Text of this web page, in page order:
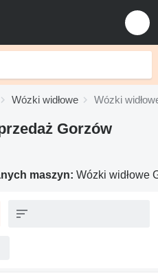
Wózki widłowe Wózki
Gorzów
maszyn: Wózki widłowe